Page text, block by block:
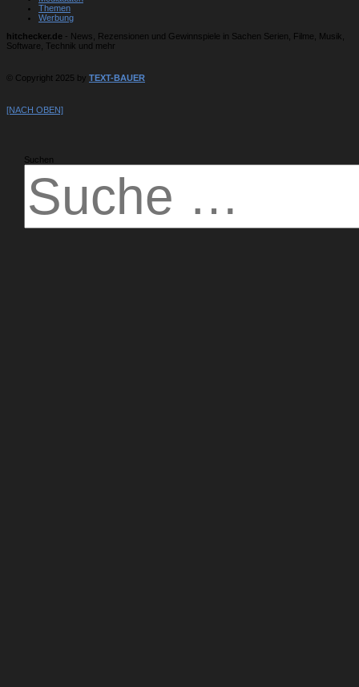
Themen
Werbung
hitchecker.de - News, Rezensionen und Gewinnspiele in Sachen Serien, Filme, Musik,
Software, Technik und mehr
© Copyright 2025 by TEXT-BAUER
[NACH OBEN]
Suchen